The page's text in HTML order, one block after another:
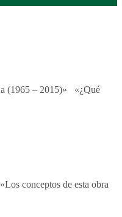
(1965 – 2015)» «¿Qué
conceptos de esta obra